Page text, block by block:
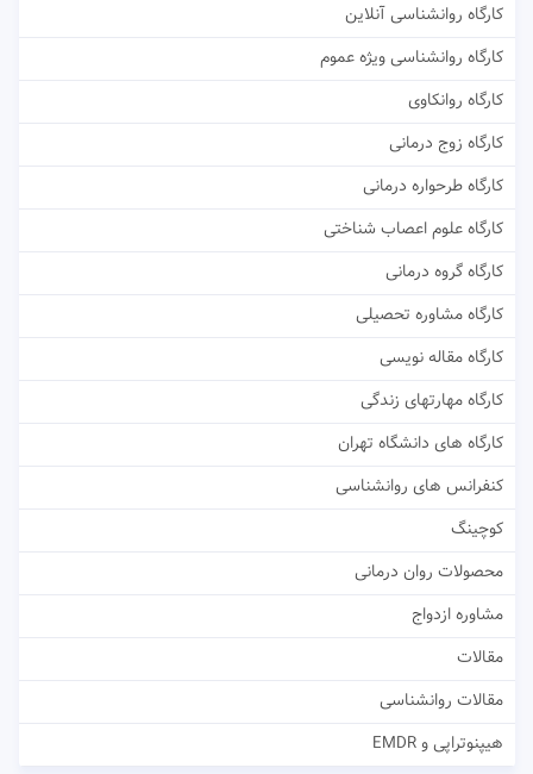
کارگاه روانشناسی آنلاین
کارگاه روانشناسی ویژه عموم
کارگاه روانکاوی
کارگاه زوج درمانی
کارگاه طرحواره درمانی
کارگاه علوم اعصاب شناختی
کارگاه گروه درمانی
کارگاه مشاوره تحصیلی
کارگاه مقاله نویسی
کارگاه مهارتهای زندگی
کارگاه های دانشگاه تهران
کنفرانس های روانشناسی
کوچینگ
محصولات روان درمانی
مشاوره ازدواج
مقالات
مقالات روانشناسی
هیپنوتراپی و EMDR